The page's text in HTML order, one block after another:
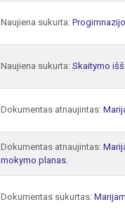
Naujiena sukurta:
Naujiena sukurta: Skaitymo
Dokumentas atnaujintas:
Dokumentas atnaujintas:
mokymo planas.
Dokumentas sukurtas: